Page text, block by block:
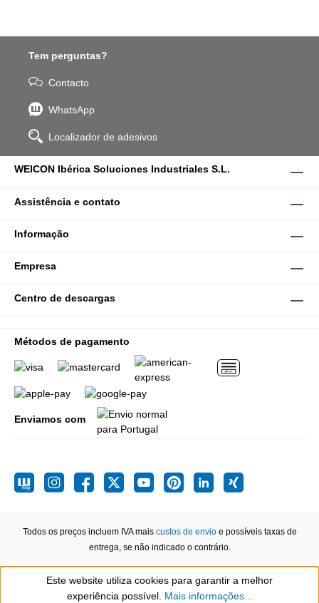
Tem perguntas?
Contacto
WhatsApp
Localizador de adesivos
WEICON Ibérica Soluciones Industriales S.L.
Assistência e contato
Informação
Empresa
Centro de descargas
Métodos de pagamento
Enviamos com
Todos os preços incluem IVA mais custos de envioe possíveis taxas de
entrega, se não indicado o contrário.
Show toolbar
Este website utiliza cookies para garantir a melhor
experiência possível. Mais informações...